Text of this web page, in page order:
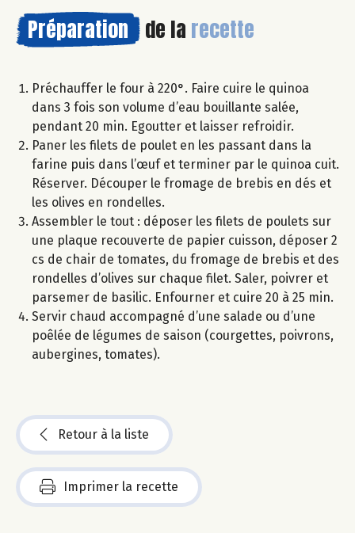
Préparation de la recette
Préchauffer le four à 220°. Faire cuire le quinoa
dans 3 fois son volume d’eau bouillante salée,
pendant 20 min. Egoutter et laisser refroidir.
Paner les filets de poulet en les passant dans la
farine puis dans l’œuf et terminer par le quinoa cuit.
Réserver. Découper le fromage de brebis en dés et
les olives en rondelles.
Assembler le tout : déposer les filets de poulets sur
une plaque recouverte de papier cuisson, déposer 2
cs de chair de tomates, du fromage de brebis et des
rondelles d’olives sur chaque filet. Saler, poivrer et
parsemer de basilic. Enfourner et cuire 20 à 25 min.
Servir chaud accompagné d’une salade ou d’une
poêlée de légumes de saison (courgettes, poivrons,
aubergines, tomates).
Retour à la liste
Imprimer la recette